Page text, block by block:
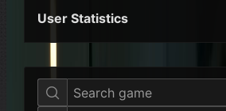
User Statistics
Per Year Last Year